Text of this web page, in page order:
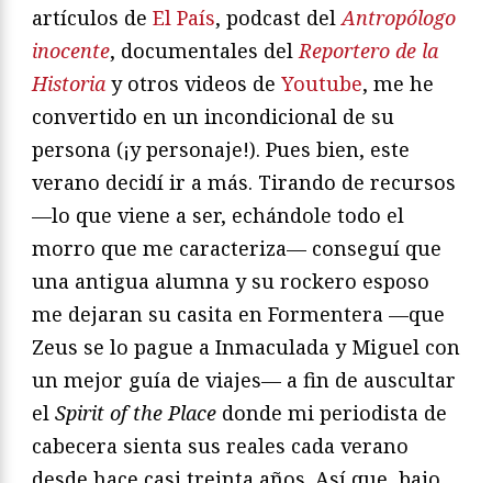
artículos de El País, podcast delAntropólogo
inocente, documentales delReportero de la
Historia y otros videos de Youtube, me he
convertido en un incondicional de su
persona (¡y personaje!). Pues bien, este
verano decidí ir a más. Tirando de recursos
—lo que viene a ser, echándole todo el
morro que me caracteriza— conseguí que
una antigua alumna y su rockero esposo
me dejaran su casita en Formentera —que
Zeus se lo pague a Inmaculada y Miguel con
un mejor guía de viajes— a fin de auscultar
el Spirit of the Place donde mi periodista de
cabecera sienta sus reales cada verano